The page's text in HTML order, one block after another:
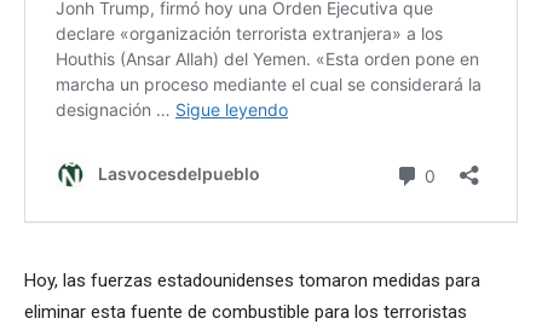
Hoy, las fuerzas estadounidenses tomaron medidas para
eliminar esta fuente de combustible para los terroristas